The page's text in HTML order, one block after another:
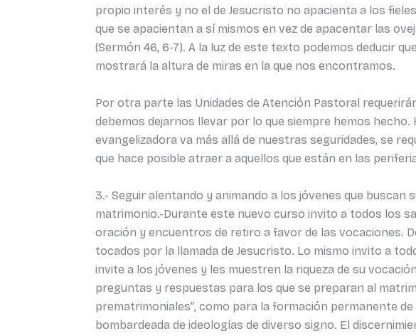
propio interés y no el de Jesucristo no apacienta a los
que se apacientan a sí mismos en vez de apacentar las
(Sermón 46, 6-7). A la luz de este texto podemos deducir
mostrará la altura de miras en la que nos encontramos.
Por otra parte las Unidades de Atención Pastoral
debemos dejarnos llevar por lo que siempre hemos
evangelizadora va más allá de nuestras seguridades, se
que hace posible atraer a aquellos que están en las
3.- Seguir alentando y animando a los jóvenes que
matrimonio.-Durante este nuevo curso invito a todos los
oración y encuentros de retiro a favor de las vocaciones.
tocados por la llamada de Jesucristo. Lo mismo invito a
invite a los jóvenes y les muestren la riqueza de su
preguntas y respuestas para los que se preparan al
prematrimoniales”, como para la formación permanente
bombardeada de ideologías de diverso signo. El